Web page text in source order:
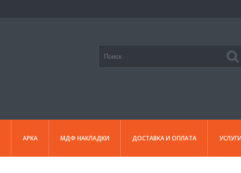
АРКА МДФ НАКЛАДКИ ДОСТАВКА И ОПЛАТА